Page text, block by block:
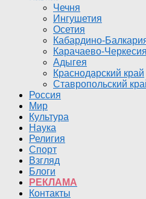
Чечня
Ингушетия
Осетия
Кабардино-
Карачаево-Черкесия
Адыгея
Краснодарский край
Ставропольский
Россия
Мир
Культура
Наука
Религия
Спорт
Взгляд
Блоги
РЕКЛАМА
Контакты